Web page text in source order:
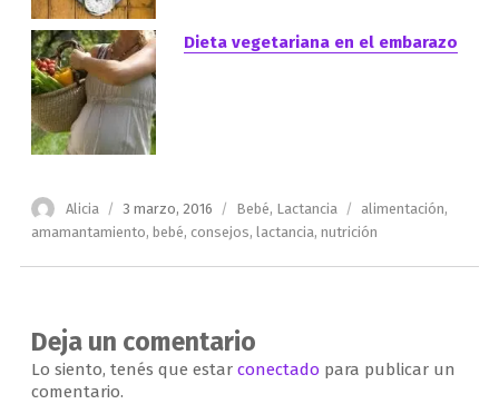
Dieta vegetariana en el embarazo
Autor
Alicia
Publicado
el
3 marzo, 2016 Categorías
Bebé, Lactancia Etiquetas
alimentación,
amamantamiento, bebé, consejos, lactancia, nutrición
Deja un comentario
Lo siento, tenés que estar conectado para publicar un
comentario.